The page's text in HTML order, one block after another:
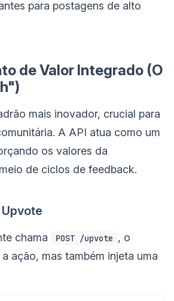
para postagens de alto
de Valor Integrado (O
mais inovador, crucial para
A API atua como um
os valores da
de ciclos de feedback.
chama POST /upvote , o
ação, mas também injeta uma